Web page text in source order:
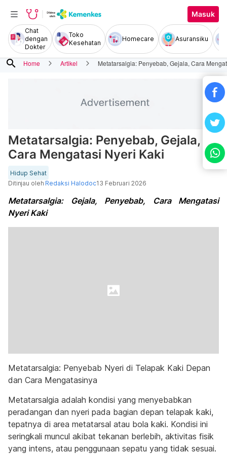
Masuk
Chat
dengan
Dokter
Toko
Kesehatan
Homecare Asuransiku
search Home Artikel Metatarsalgia: Penyebab, Gejala, Cara
Metatarsalgia: Penyebab, Gejala,
Cara Mengatasi Nyeri Kaki
Hidup Sehat
Ditinjau oleh Redaksi Halodoc13 Februari 2026
Metatarsalgia: Gejala, Penyebab, Cara Mengatasi
Nyeri Kaki
Metatarsalgia: Penyebab Nyeri di Telapak Kaki Depan
dan Cara Mengatasinya
Metatarsalgia adalah kondisi yang menyebabkan
peradangan dan nyeri pada bagian depan telapak kaki,
tepatnya di area metatarsal atau bola kaki. Kondisi ini
seringkali muncul akibat tekanan berlebih, aktivitas fisik
yang intens, atau penggunaan sepatu yang tidak sesuai.